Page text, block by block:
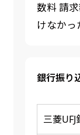
数料 請
けなかっ
銀行振り
三菱UFJ